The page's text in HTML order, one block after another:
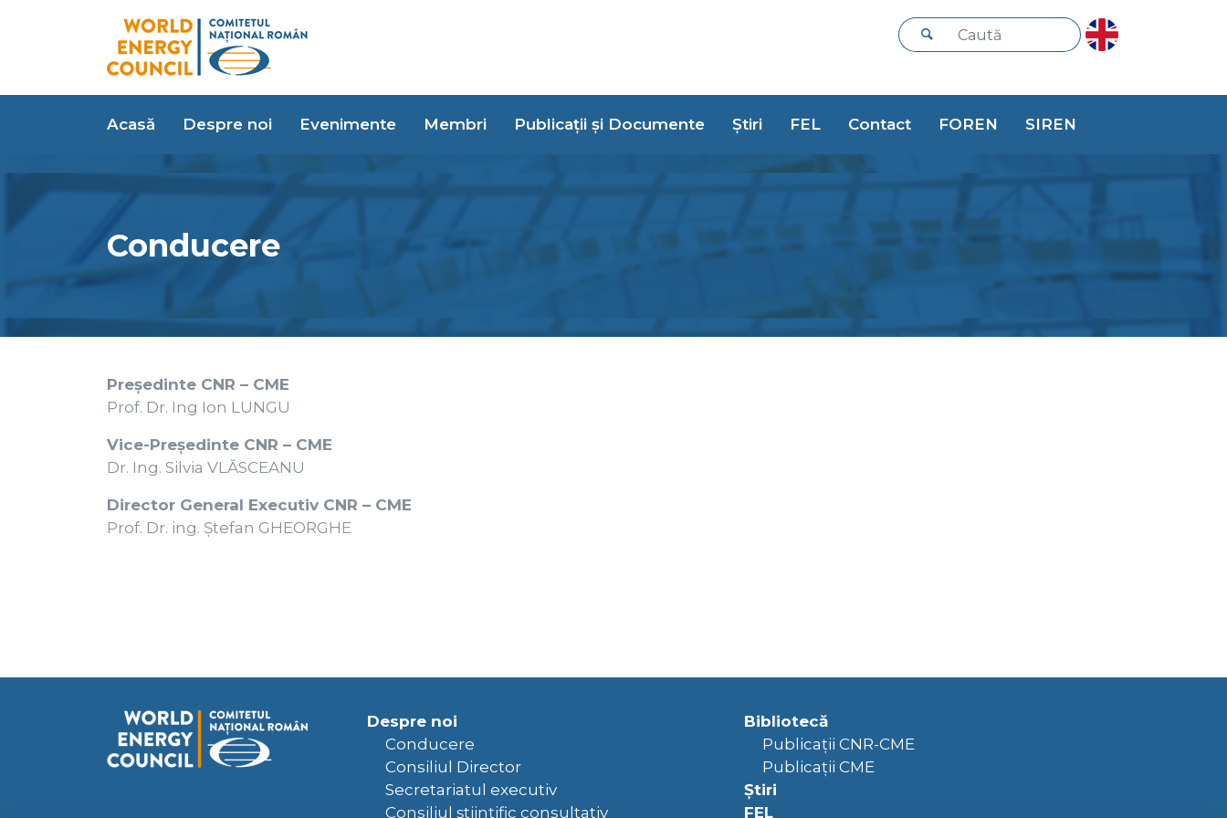
Acasă Despre noi Evenimente Membri Publicații și Documente Știri FEL Contact FOREN SIREN
Conducere
Președinte CNR – CME
Prof. Dr. Ing Ion LUNGU
Vice-Președinte CNR – CME
Dr. Ing. Silvia VLĂSCEANU
Director General Executiv CNR – CME
Prof. Dr. ing. Ștefan GHEORGHE
Despre noi
Conducere
Consiliul Director
Secretariatul executiv
Consiliul științific consultativ
Bibliotecă
Publicații CNR-CME
Publicații CME
Știri
FEL